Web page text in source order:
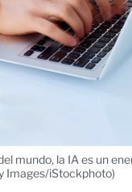
mundo, la IA es un
Images/iStockphoto)